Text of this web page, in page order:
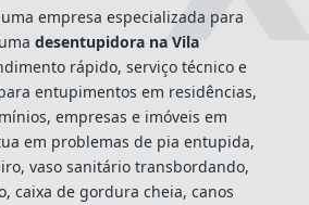
empresa especializada para
desentupidora na Vila
rápido, serviço técnico e
entupimentos em residências,
empresas e imóveis em
em problemas de pia entupida,
vaso sanitário transbordando,
caixa de gordura cheia, canos